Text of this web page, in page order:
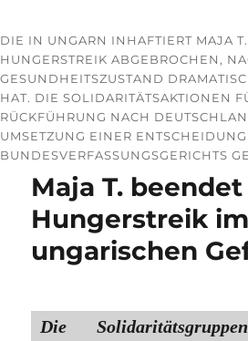
DIE IN UNGARN INHAFTIERT MAJA
HUNGERSTREIK ABGEBROCHEN,
GESUNDHEITSZUSTAND
HAT. DIE SOLIDARITÄTSAKTIONEN
RÜCKFÜHRUNG NACH
UMSETZUNG EINER
BUNDESVERFASSUNGSGERICHTS
Maja T. beendet
Hungerstreik im
ungarischen
Die Solidaritätsgruppen